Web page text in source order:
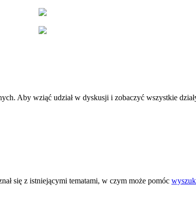
Aby wziąć udział w dyskusji i zobaczyć wszystkie
się z istniejącymi tematami, w czym może pomóc